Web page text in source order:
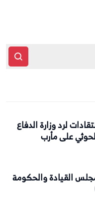
لرد وزارة الدفاع
على مأرب
القيادة والحكومة